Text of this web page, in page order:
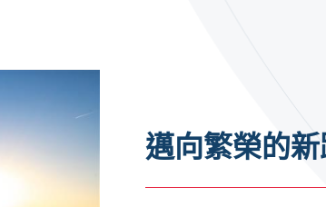
邁向繁榮的